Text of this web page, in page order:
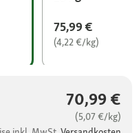
75,99 €
(4,22 €/kg)
70,99 €
(5,07 €/kg)